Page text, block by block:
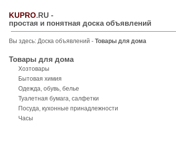
KUPRO.RU -
простая и понятная доска объявлений
Вы здесь: Доска объявлений - Товары для дома
Товары для дома
Хозтовары
Бытовая химия
Одежда, обувь, белье
Туалетная бумага, салфетки
Посуда, кухонные принадлежности
Часы